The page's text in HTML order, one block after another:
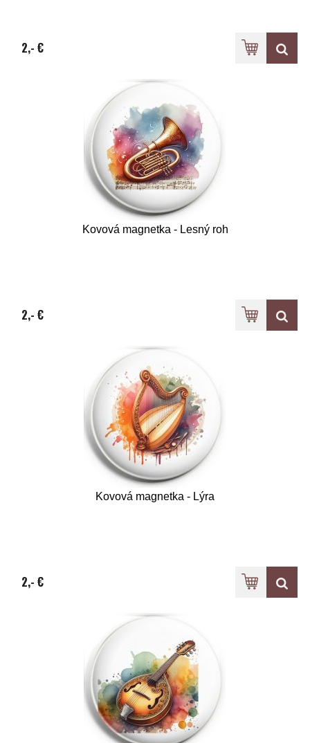
2,- €
Kovová magnetka - Lesný roh
2,- €
Kovová magnetka - Lýra
2,- €